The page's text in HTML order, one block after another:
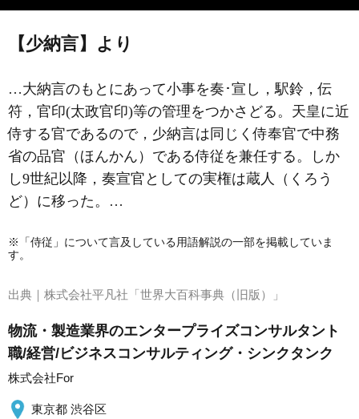
【少納言】より
…大納言のもとにあって小事を奏･宣し，駅鈴，伝
符，官印(太政官印)等の管理をつかさどる。天皇に近
侍する官であるので，少納言は同じく侍奉官で中務
省の品官（ほんかん）である侍従 を兼任する。しか
し9世紀以降，奏宣官としての実権は蔵人（くろう
ど）に移った。…
※「侍従」について言及している用語解説の一部を掲載していま
す。
出典｜ 株式会社平凡社「世界大百科事典（旧版）」
物流・製造業界のエンタープライズコンサルタント
職/経営/ビジネスコンサルティング・シンクタンク
株式会社For
東京都 渋谷区